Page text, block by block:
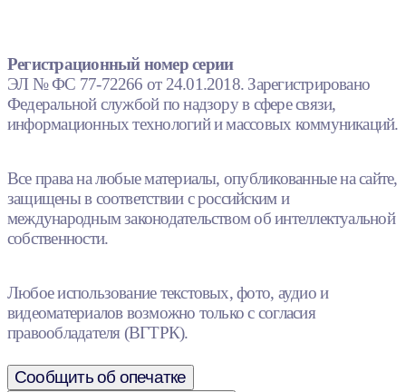
Регистрационный номер серии
ЭЛ № ФС 77-72266 от 24.01.2018. Зарегистрировано
Федеральной службой по надзору в сфере связи,
информационных технологий и массовых коммуникаций.
Все права на любые материалы, опубликованные на сайте,
защищены в соответствии с российским и
международным законодательством об интеллектуальной
собственности.
Любое использование текстовых, фото, аудио и
видеоматериалов возможно только с согласия
правообладателя (ВГТРК).
Сообщить об опечатке